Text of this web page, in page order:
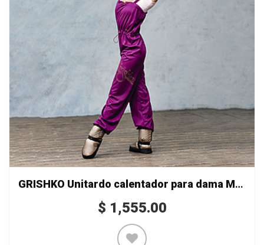
GRISHKO Unitardo calentador para dama Mod. 0403
$ 1,555.00